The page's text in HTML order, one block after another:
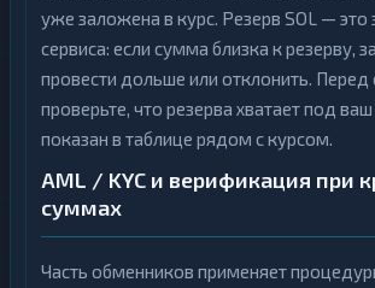
уже заложена в курс. Резерв SOL — это
сервиса: если сумма близка к резерву,
провести дольше или отклонить. Перед
проверьте, что резерва хватает под
показан в таблице рядом с курсом.
AML / KYC и верификация при
суммах
Часть обменников применяет